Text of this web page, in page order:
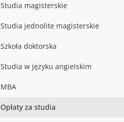
Studia magisterskie
Studia jednolite magisterskie
Szkoła doktorska
Studia w języku angielskim
MBA
Opłaty za studia